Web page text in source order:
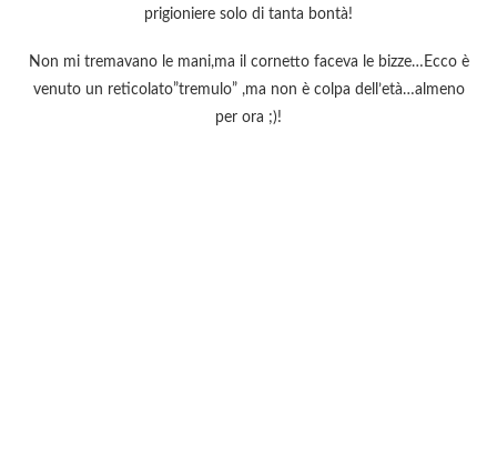
prigioniere solo di tanta bontà!
Non mi tremavano le mani,ma il cornetto faceva le bizze…Ecco è
venuto un reticolato”tremulo” ,ma non è colpa dell’età…almeno
per ora ;)!